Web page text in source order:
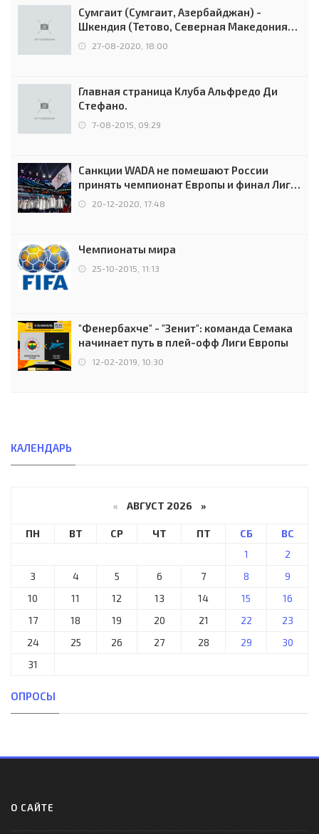
Сумгаит (Сумгаит, Азербайджан) -
Шкендия (Тетово, Северная Македония) -
0:2 (0:0)
27-08-2020, 18:00
Главная страница Клуба Альфредо Ди
Стефано.
7-08-2015, 09:29
Санкции WADA не помешают России
принять чемпионат Европы и финал Лиги
чемпионов.
20-12-2020, 17:48
Чемпионаты мира
25-10-2015, 11:13
"Фенербахче" - "Зенит": команда Семака
начинает путь в плей-офф Лиги Европы
12-02-2019, 10:30
КАЛЕНДАРЬ
« АВГУСТ 2026 »
ПН ВТ СР ЧТ ПТ СБ
ВС
1
2
3
4 5 6 7 8
9
10
11 12 13 14 15
16
17
18 19 20 21 22
23
24
25 26 27 28 29
30
31
ОПРОСЫ
О САЙТЕ